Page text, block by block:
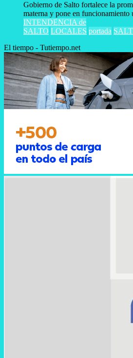
Gobierno de Salto fortalece la
materna y pone en funcionamiento
INTENDENCIA de
SALTO LOCALES portada
El tiempo - Tutiempo.net